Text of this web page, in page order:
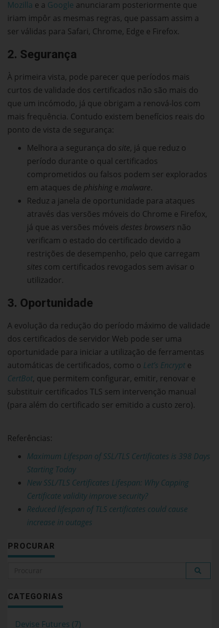
Mozilla e a Google anunciaram posteriormente que
iriam impôr as mesmas regras, que passam assim a
ser válidas para Safari, Chrome, Edge e Firefox.
2. Segurança
À primeira vista, pode parecer que períodos mais
curtos de validade dos certificados não são mais do
que um incómodo, já que obrigam a renová-los com
mais frequência. Contudo existem benefícios reais do
ponto de vista de segurança:
Melhora a segurança do site, já que reduz o
período durante o qual certificados
comprometidos ou falsos podem ser explorados
em ataques de phishing e malware.
Reduz a janela de oportunidade para ataques
através das versões móveis do Chrome e Firefox,
já que as versões móveis destes browsers não
verificam o estado do certificado devido a
restrições de desempenho, pelo que carregam
sites com certificados revogados sem avisar o
utilizador.
3. Oportunidade
A evolução da redução do período máximo de validade
dos certificados de servidor Web pode ser uma
oportunidade para iniciar a utilização de ferramentas
automáticas de certificados, como o Let’s Encrypt e
CertBot, que permitem configurar, emitir, renovar e
substituir certificados TLS sem intervenção manual
(para além do certificado ser emitido a custo zero).
Referências:
Maximum Lifespan of SSL/TLS Certificates is 398 Days
Starting Today
New SSL/TLS Certificates Lifespan: Why Capping
Certificate validity improve security?
Reduced lifespan of TLS certificates could cause
increase in outages
PROCURAR
CATEGORIAS
Devise Futures (7)